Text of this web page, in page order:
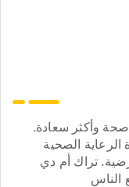
وأكثر سعادة.
الصحية
تراك أم دي
الناس